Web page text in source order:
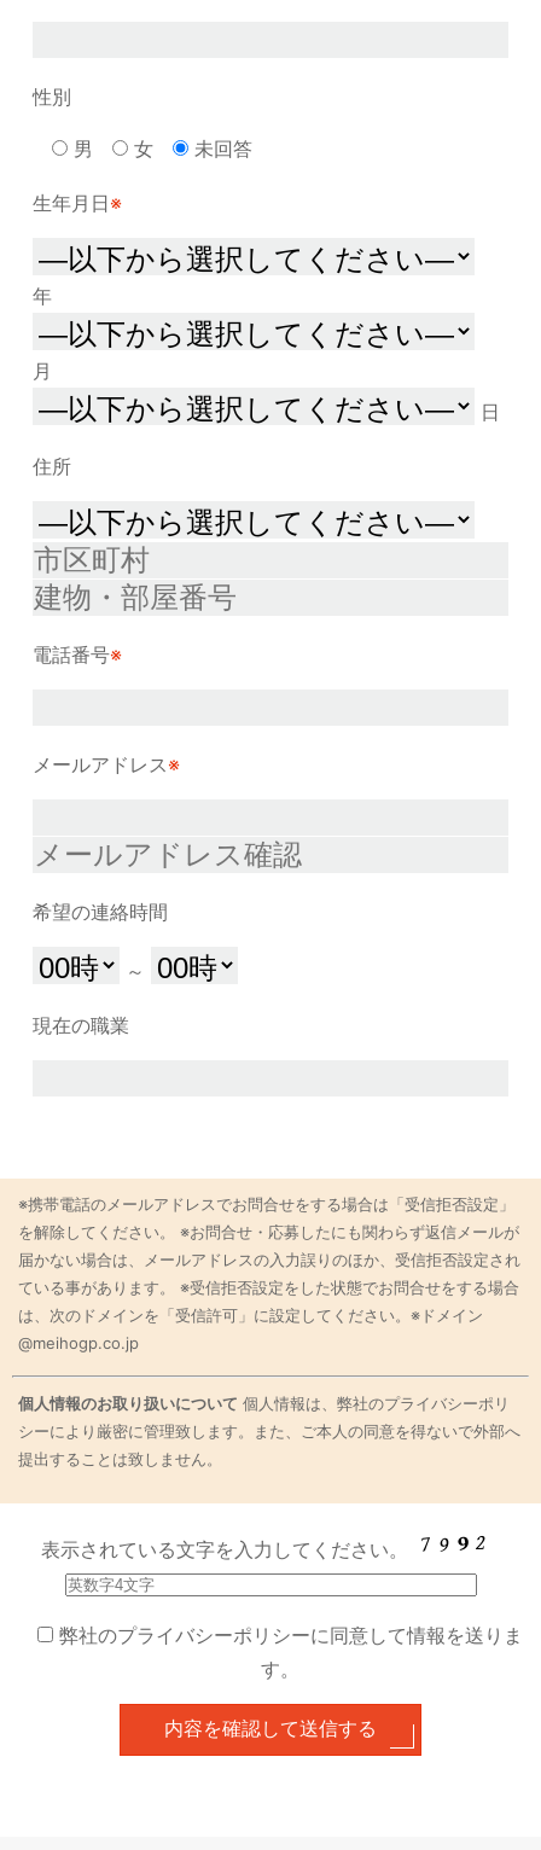
性別
男 女 未回答
生年月日※
年
月
日
住所
電話番号※
メールアドレス ※
希望の連絡時間
～
現在の職業
※携帯電話のメールアドレスでお問合せをする場合は「受信拒否設定」
を解除してください。
※お問合せ・応募したにも関わらず返信メールが
届かない場合は、メールアドレスの入力誤りのほか、受信拒否設定され
ている事があります。
※受信拒否設定をした状態でお問合せをする場合
は、次のドメインを「受信許可」に設定してください。※ドメイン
@meihogp.co.jp
個人情報のお取り扱いについて 個人情報は、弊社のプライバシーポリ
シーにより厳密に管理致します。また、ご本人の同意を得ないで外部へ
提出することは致しません。
表示されている文字を入力してください。
弊社のプライバシーポリシーに同意して情報を送りま
す。
内容を確認して送信する